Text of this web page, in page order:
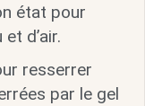
état pour
d’air.
resserrer
par le gel